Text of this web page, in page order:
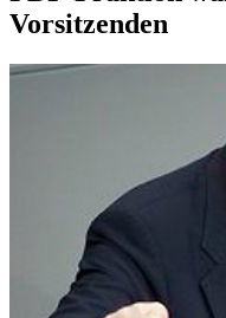
Vorsitzenden